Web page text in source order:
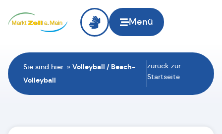
Menü
Sie sind hier: » Volleyball / Beach-
Volleyball
zurück zur
Startseite